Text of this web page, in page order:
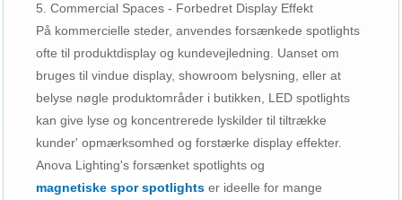
5. Commercial Spaces - Forbedret Display Effekt
På kommercielle steder, anvendes forsænkede spotlights
ofte til produktdisplay og kundevejledning. Uanset om
bruges til vindue display, showroom belysning, eller at
belyse nøgle produktområder i butikken, LED spotlights
kan give lyse og koncentrerede lyskilder til tiltrække
kunder' opmærksomhed og forstærke display effekter.
Anova Lighting's forsænket spotlights og
magnetiske spor spotlights er ideelle for mange